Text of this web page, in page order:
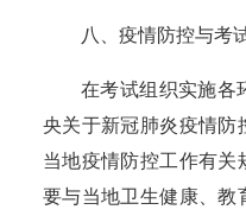
八、疫情防控与考
在考试组织实施各
央关于新冠肺炎疫情防
当地疫情防控工作有关
要与当地卫生健康、教